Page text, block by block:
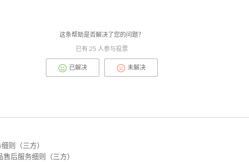
这条帮助是否解决了您的问题？
已有 25 人参与投票
已解决 未解决
则（三方）
后服务细则（三方）